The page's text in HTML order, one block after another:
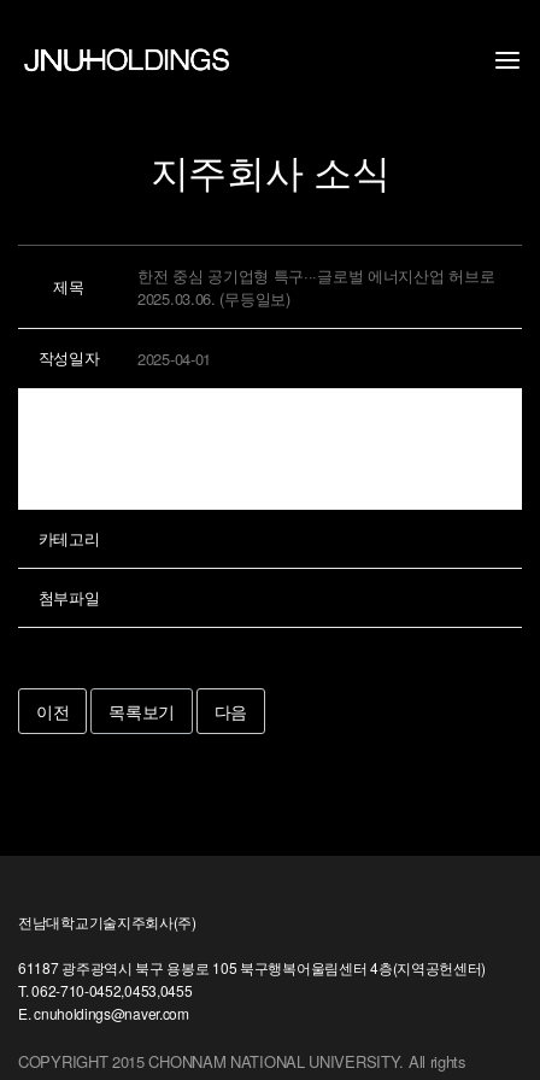
지주회사 소식
제목
한전 중심 공기업형 특구···글로벌 에너지산업 허브로
2025.03.06. (무등일보)
작성일자 2025-04-01
카테고리
첨부파일
이전 목록보기 다음
전남대학교기술지주회사(주)
61187 광주광역시 북구 용봉로 105 북구행복어울림센터 4층(지역공헌센터)
T. 062-710-0452,0453,0455
E. cnuholdings@naver.com
COPYRIGHT 2015 CHONNAM NATIONAL UNIVERSITY. All rights